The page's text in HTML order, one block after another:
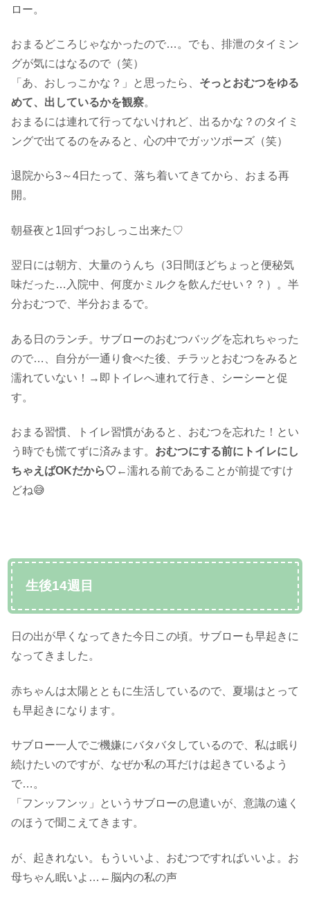
ロー。
おまるどころじゃなかったので…。でも、排泄のタイミン
グが気にはなるので（笑）
「あ、おしっこかな？」と思ったら、 そっとおむつをゆる
めて、出しているかを観察。
おまるには連れて行ってないけれど、出るかな？のタイミ
ングで出てるのをみると、心の中でガッツポーズ（笑）
退院から3～4日たって、落ち着いてきてから、おまる再
開。
朝昼夜と1回ずつおしっこ出来た♡
翌日には朝方、大量のうんち（3日間ほどちょっと便秘気
味だった…入院中、何度かミルクを飲んだせい？？）。半
分おむつで、半分おまるで。
ある日のランチ。サブローのおむつバッグを忘れちゃった
ので…、自分が一通り食べた後、チラッとおむつをみると
濡れていない！→即トイレへ連れて行き、シーシーと促
す。
おまる習慣、トイレ習慣があると、おむつを忘れた！とい
う時でも慌てずに済みます。 おむつにする前にトイレにし
ちゃえばOKだから♡ ←濡れる前であることが前提ですけ
どね😅
生後14週目
日の出が早くなってきた今日この頃。サブローも早起きに
なってきました。
赤ちゃんは太陽とともに生活しているので、夏場はとって
も早起きになります。
サブロー一人でご機嫌にバタバタしているので、私は眠り
続けたいのですが、なぜか私の耳だけは起きているよう
で…。
「フンッフンッ」というサブローの息遣いが、意識の遠く
のほうで聞こえてきます。
が、起きれない。もういいよ、おむつですればいいよ。お
母ちゃん眠いよ…←脳内の私の声